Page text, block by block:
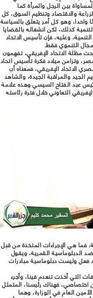
بين الرجل والمرأة كما
والاقتصاد وتنظيم السوق، كل
واحدا، وهو كل أمر يتعلق بالسياسة
كذلك، لكن انشغاله بالقضايا
وعليه، فإن تأسيس الاتحاد
التنموي فقط.
مظلة الاتحاد الإفريقي، تفهمون
وتزامن ميلاد فكرة تأسيس اتحاد
الاتحاد الإفريقي، فمعناه أن
الجيد والمراقبة الجيدة، والشاهد
عبد الفتاح السيسي وهذه علامة
التعاوني خلال فترة رئاسته
فما هي الإجراءات المتخذة من قبل
الدبلوماسية القمرية، ويقول
فعل وليست دبلوماسية مبادرات
التي أخذت تنعدم فينا، وأجرء
فهناك رئيسنا، المتمثل
العام في الوزارة، وهما